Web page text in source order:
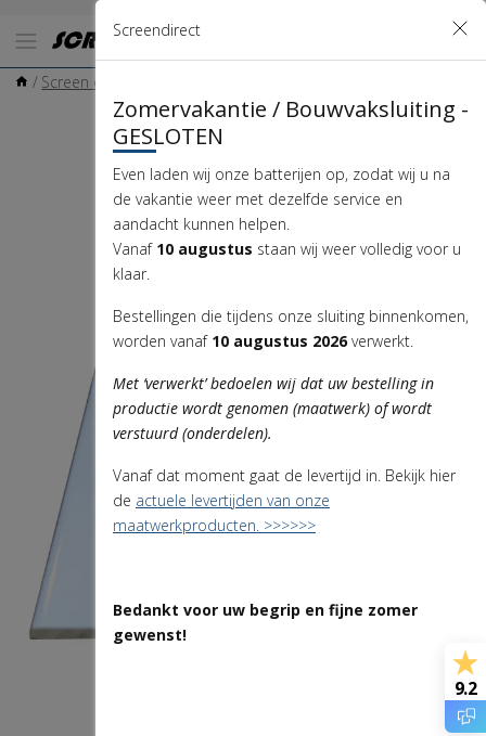
/ Screen onderdelen
hoekprofiel 20 x 70 mm
Screendirect
Zomervakantie / Bouwvaksluiting -
GESLOTEN
Even laden wij onze batterijen op, zodat wij u na
de vakantie weer met dezelfde service en
aandacht kunnen helpen.
Vanaf 10 augustus staan wij weer volledig voor u
klaar.
Bestellingen die tijdens onze sluiting binnenkomen,
worden vanaf 10 augustus 2026 verwerkt.
Met ‘verwerkt’ bedoelen wij dat uw bestelling in
productie wordt genomen (maatwerk) of wordt
verstuurd (onderdelen).
Vanaf dat moment gaat de levertijd in. Bekijk hier
de actuele levertijden van onze
maatwerkproducten. >>>>>>
Bedankt voor uw begrip en fijne zomer
gewenst!
9.2